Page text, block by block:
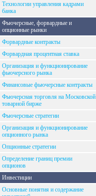
Технологии управления кадрами
банка
Фьючерсные, форвардные и
опционные рынки
Форвардные контракты
Форвардная процентная ставка
Организация и функционирование
фьючерсного рынка
Финансовые фьючерсные контракты
Фьючерсная торговля на Московской
товарной бирже
Фьючерсные стратегии
Организация и функционирование
опционного рынка
Опционные стратегии
Определение границ премии
опционов
Инвестиции
Основные понятия и содержание